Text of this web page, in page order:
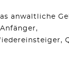
anwaltliche